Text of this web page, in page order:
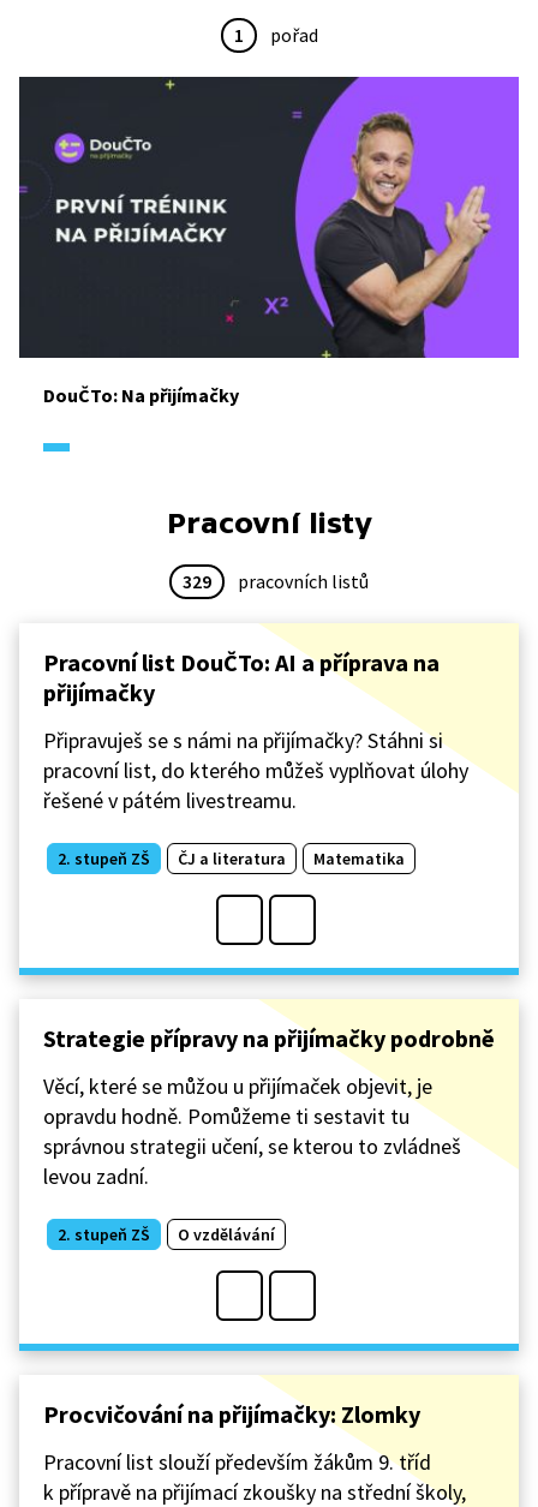
1 pořad
DouČTo: Na přijímačky
Pracovní listy
329 pracovních listů
Pracovní list DouČTo: AI a příprava na
přijímačky
Připravuješ se s námi na přijímačky? Stáhni si
pracovní list, do kterého můžeš vyplňovat úlohy
řešené v pátém livestreamu.
2. stupeň ZŠ ČJ a literatura Matematika
Strategie přípravy na přijímačky podrobně
Věcí, které se můžou u přijímaček objevit, je
opravdu hodně. Pomůžeme ti sestavit tu
správnou strategii učení, se kterou to zvládneš
levou zadní.
2. stupeň ZŠ O vzdělávání
Procvičování na přijímačky: Zlomky
Pracovní list slouží především žákům 9. tříd
k přípravě na přijímací zkoušky na střední školy,